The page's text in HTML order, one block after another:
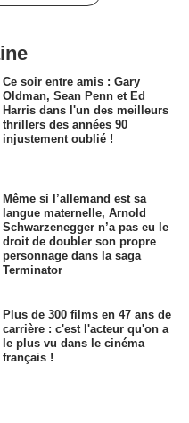
Ce soir entre amis : Gary
Oldman, Sean Penn et Ed
Harris dans l'un des meilleurs
thrillers des années 90
injustement oublié !
Même si l’allemand est sa
langue maternelle, Arnold
Schwarzenegger n’a pas eu le
droit de doubler son propre
personnage dans la saga
Terminator
Plus de 300 films en 47 ans de
carrière : c'est l'acteur qu'on a
le plus vu dans le cinéma
français !